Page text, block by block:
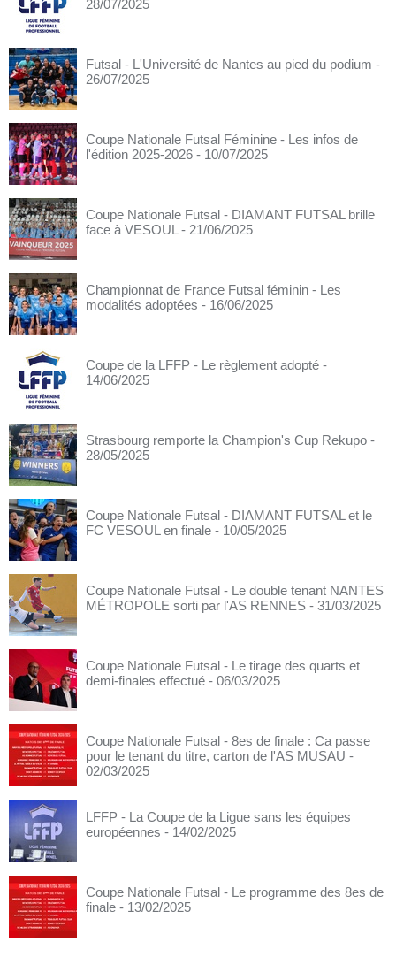
28/07/2025
Futsal - L'Université de Nantes au pied du podium -
26/07/2025
Coupe Nationale Futsal Féminine - Les infos de
l'édition 2025-2026 - 10/07/2025
Coupe Nationale Futsal - DIAMANT FUTSAL brille
face à VESOUL - 21/06/2025
Championnat de France Futsal féminin - Les
modalités adoptées - 16/06/2025
Coupe de la LFFP - Le règlement adopté -
14/06/2025
Strasbourg remporte la Champion's Cup Rekupo -
28/05/2025
Coupe Nationale Futsal - DIAMANT FUTSAL et le
FC VESOUL en finale - 10/05/2025
Coupe Nationale Futsal - Le double tenant NANTES
MÉTROPOLE sorti par l'AS RENNES - 31/03/2025
Coupe Nationale Futsal - Le tirage des quarts et
demi-finales effectué - 06/03/2025
Coupe Nationale Futsal - 8es de finale : Ca passe
pour le tenant du titre, carton de l'AS MUSAU -
02/03/2025
LFFP - La Coupe de la Ligue sans les équipes
européennes - 14/02/2025
Coupe Nationale Futsal - Le programme des 8es de
finale - 13/02/2025